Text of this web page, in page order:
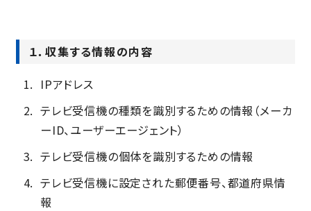
１．収集する情報の内容
IPアドレス
テレビ受信機の種類を識別するための情報（メーカ
ーID、ユーザーエージェント）
テレビ受信機の個体を識別するための情報
テレビ受信機に設定された郵便番号、都道府県情
報